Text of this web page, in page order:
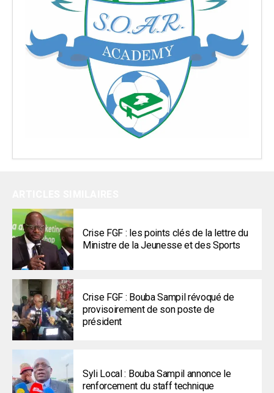
Crise FGF : les points clés de la lettre du
Ministre de la Jeunesse et des Sports
Crise FGF : Bouba Sampil révoqué de
provisoirement de son poste de
président
Syli Local : Bouba Sampil annonce le
renforcement du staff technique